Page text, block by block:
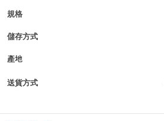
規格
儲存方式
產地
送貨方式